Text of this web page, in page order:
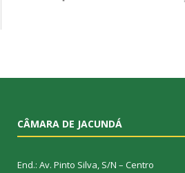
CÂMARA DE JACUNDÁ
End.: Av. Pinto Silva, S/N – Centro